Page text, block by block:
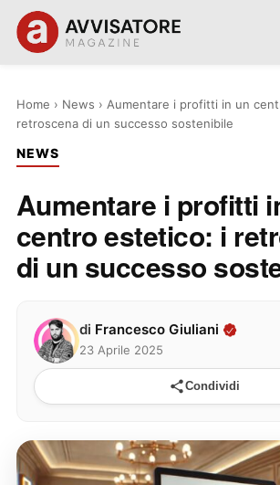
Home › News › Aumentare i profitti in un
retroscena di un successo sostenibile
NEWS
Aumentare i profitti
centro estetico: i
di un successo
di Francesco Giuliani
23 Aprile 2025
Condividi